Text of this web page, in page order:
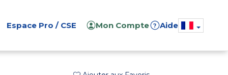
Espace Pro / CSE Mon Compte ? Aide